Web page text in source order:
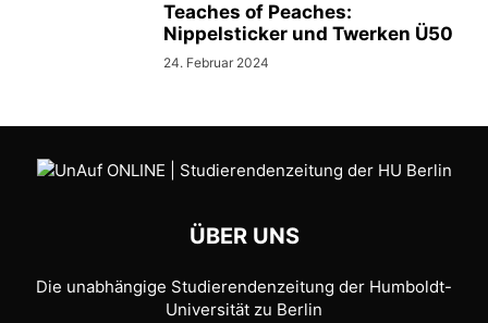
Teaches of Peaches:
Nippelsticker und Twerken Ü50
24. Februar 2024
ÜBER UNS
Die unabhängige Studierendenzeitung der Humboldt-
Universität zu Berlin